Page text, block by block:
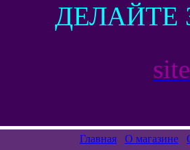
ДЕЛАЙТЕ
Главная О магазине